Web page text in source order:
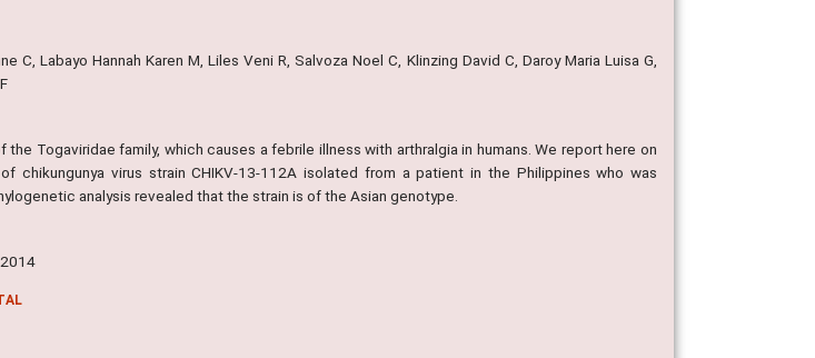
C, Labayo Hannah Karen M, Liles Veni R, Salvoza Noel C, Klinzing David C, Daroy Maria Luisa G,
the Togaviridae family, which causes a febrile illness with arthralgia in humans. We report here on
chikungunya virus strain CHIKV-13-112A isolated from a patient in the Philippines who was
analysis revealed that the strain is of the Asian genotype.